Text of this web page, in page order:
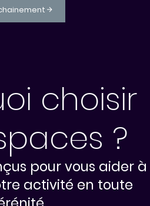
choisir
?
pour vous aider à
activité en toute